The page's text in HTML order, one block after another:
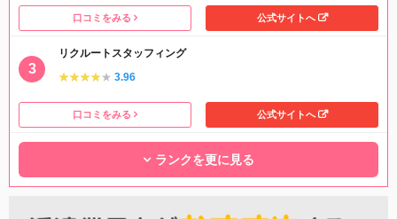
口コミをみる 公式サイトへ
リクルートスタッフィング
★★★★★
★★★★★ 3.96
口コミをみる 公式サイトへ
ランクを更に見る